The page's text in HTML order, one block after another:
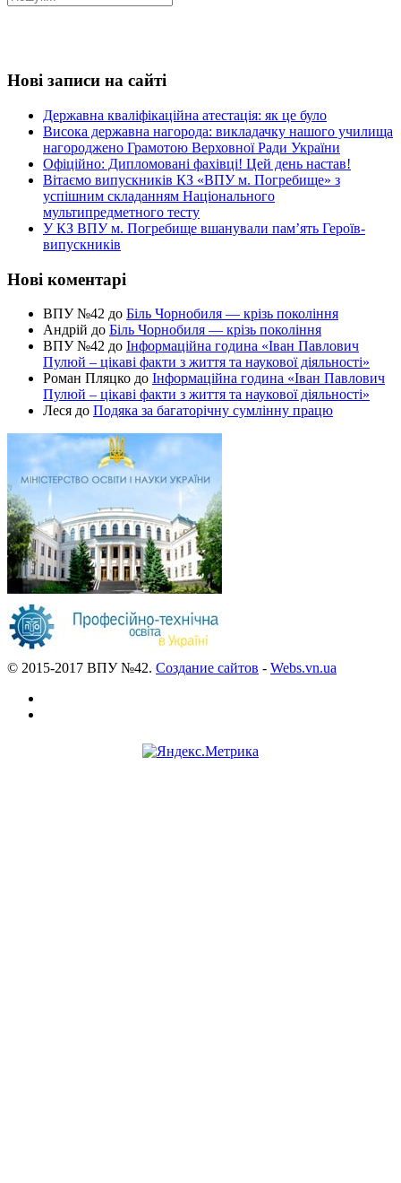
Нові записи на сайті
Державна кваліфікаційна атестація: як це було
Висока державна нагорода: викладачку нашого училища
нагороджено Грамотою Верховної Ради України
Офіційно: Дипломовані фахівці! Цей день настав!
Вітаємо випускників КЗ «ВПУ м. Погребище» з
успішним складанням Національного
мультипредметного тесту
У КЗ ВПУ м. Погребище вшанували пам’ять Героїв-
випускників
Нові коментарі
ВПУ №42 до Біль Чорнобиля — крізь покоління
Андрій до Біль Чорнобиля — крізь покоління
ВПУ №42 до Інформаційна година «Іван Павлович
Пулюй – цікаві факти з життя та наукової діяльності»
Роман Пляцко до Інформаційна година «Іван Павлович
Пулюй – цікаві факти з життя та наукової діяльності»
Леся до Подяка за багаторічну сумлінну працю
© 2015-2017 ВПУ №42. Создание сайтов - Webs.vn.ua